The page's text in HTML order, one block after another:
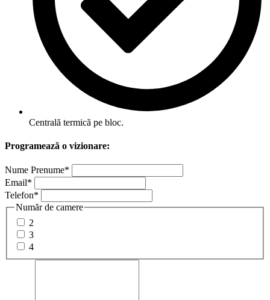
Centrală termică pe bloc.
Programează o vizionare:
Nume Prenume*
Email*
Telefon*
Număr de camere
2
3
4